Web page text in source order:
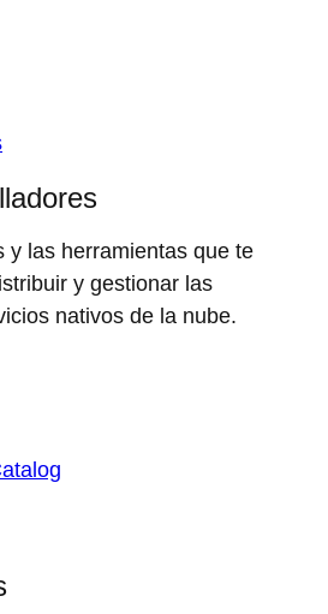
y las herramientas que te
y gestionar las
nativos de la nube.